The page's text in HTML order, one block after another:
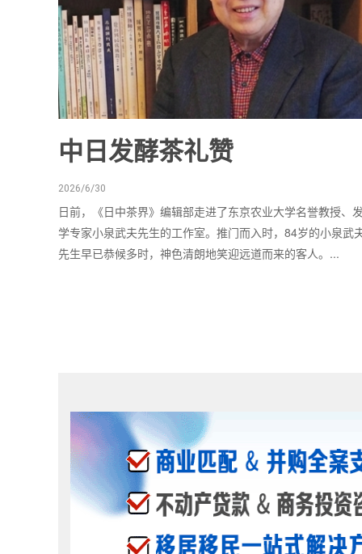
中日发酵茶礼赞
2026/6/30
日前，《日中茶界》编辑部走进了东京农业大学名誉教授、
学专家小泉武夫先生的工作室。推门而入时，84岁的小泉武
先生早已恭候多时，神色清朗地笑迎远道而来的客人。...